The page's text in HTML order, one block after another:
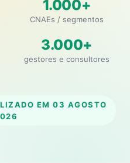
1.000+
CNAEs / segmentos
3.000+
gestores e consultores
EM 03 AGOSTO